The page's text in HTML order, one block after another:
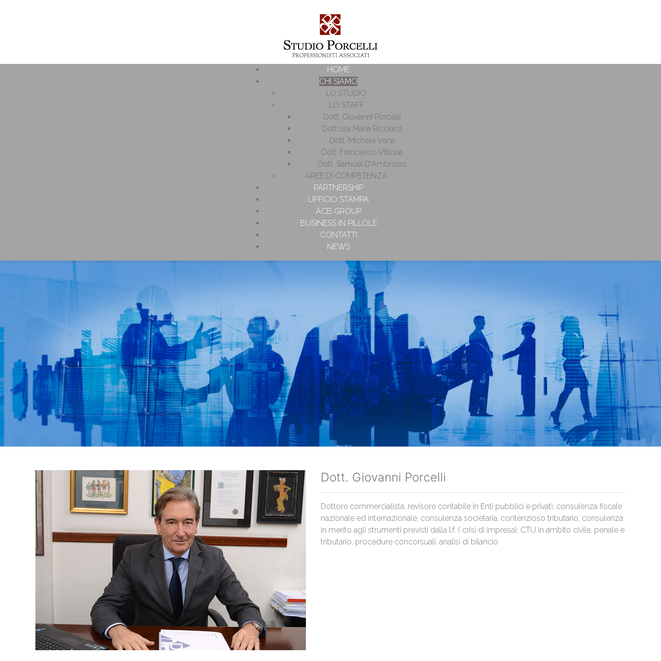
HOME
CHI SIAMO
LO STUDIO
LO STAFF
Dott. Giovanni Porcelli
Dott.ssa Maria Ricciardi
Dott. Michele Vena
Dott. Francesco Vittoria
Dott. Samuel D'Ambrosio
AREE DI COMPETENZA
PARTNERSHIP
UFFICIO STAMPA
ACB GROUP
BUSINESS IN PILLOLE
CONTATTI
NEWS
Dott. Giovanni Porcelli
Dottore commercialista, revisore contabile in Enti pubblici e privati, consulenza fiscale
nazionale ed internazionale, consulenza societaria, contenzioso tributario, consulenza
in merito agli strumenti previsti dalla l.f. ( crisi di impresa), CTU in ambito civile, penale e
tributario, procedure concorsuali, analisi di bilancio